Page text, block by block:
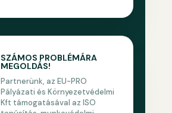
SZÁMOS PROBLÉMÁRA
MEGOLDÁS!
Partnerünk, az EU-PRO
Pályázati és Környezetvédelmi
Kft támogatásával az ISO